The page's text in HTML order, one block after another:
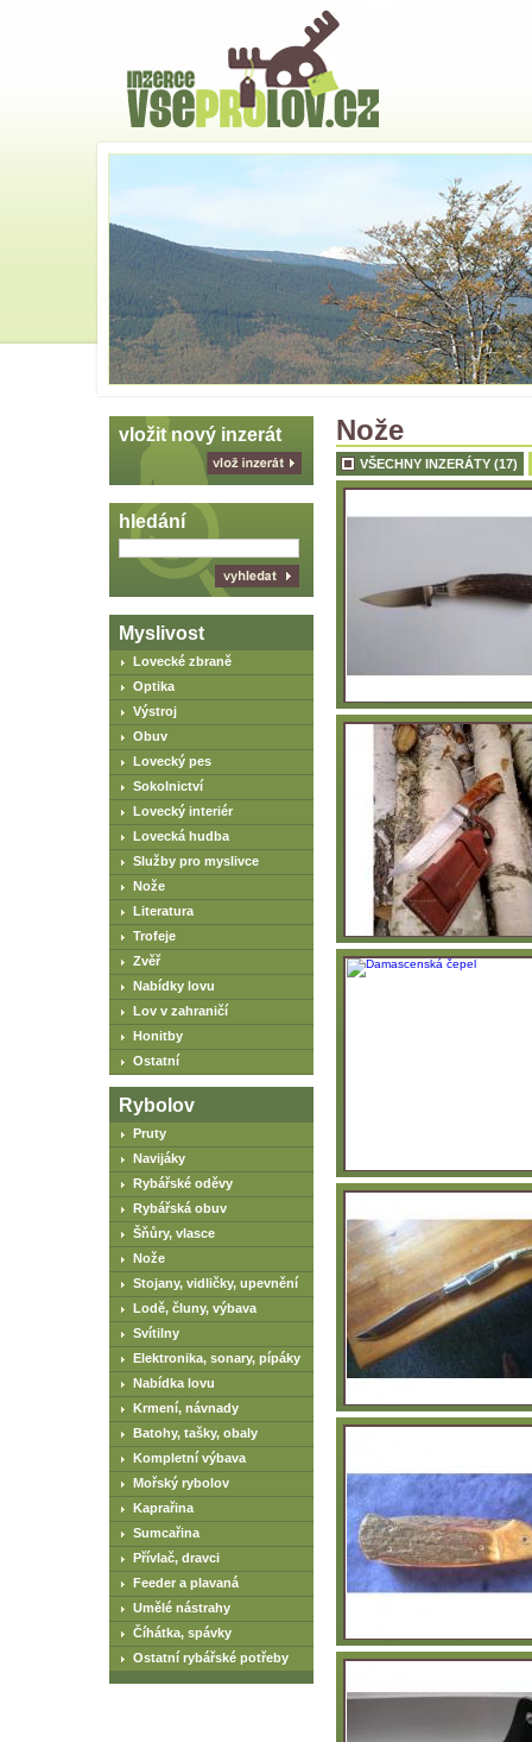
Nože
VŠECHNY INZERÁTY (17)
vložit nový inzerát
vlož
hledání
Myslivost
Lovecké zbraně
Optika
Výstroj
Obuv
Lovecký pes
Sokolnictví
Lovecký interiér
Lovecká hudba
Služby pro myslivce
Nože
Literatura
Trofeje
Zvěř
Nabídky lovu
Lov v zahraničí
Honitby
Ostatní
Rybolov
Pruty
Navijáky
Rybářské oděvy
Rybářská obuv
Šňůry, vlasce
Nože
Stojany, vidličky, upevnění
Lodě, čluny, výbava
Svítilny
Elektronika, sonary, pípáky
Nabídka lovu
Krmení, návnady
Batohy, tašky, obaly
Kompletní výbava
Mořský rybolov
Kaprařina
Sumcařina
Přívlač, dravci
Feeder a plavaná
Umělé nástrahy
Číhátka, spávky
Ostatní rybářské potřeby
strana
Skoč